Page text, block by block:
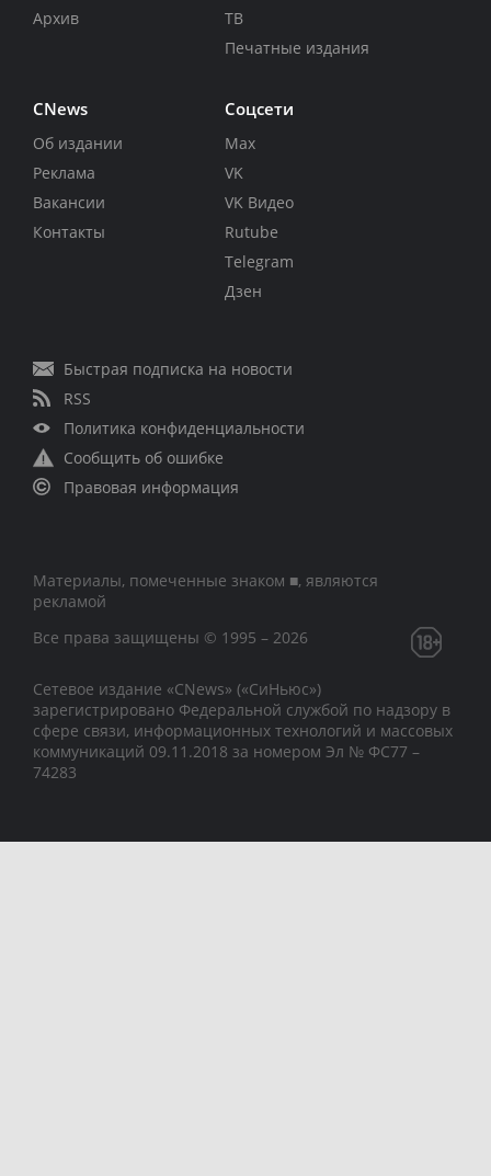
Архив
ТВ
Печатные издания
CNews
Об издании
Реклама
Вакансии
Контакты
Соцсети
Max
VK
VK Видео
Rutube
Telegram
Дзен
Быстрая подписка на новости
RSS
Политика конфиденциальности
Сообщить об ошибке
Правовая информация
Материалы, помеченные знаком ■, являются
рекламой
Все права защищены © 1995 – 2026
Сетевое издание «CNews» («СиНьюс»)
зарегистрировано Федеральной службой по надзору в
сфере связи, информационных технологий и массовых
коммуникаций 09.11.2018 за номером Эл № ФС77 –
74283